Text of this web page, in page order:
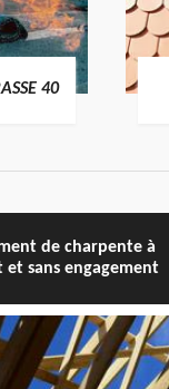
40
de charpente à
sans engagement